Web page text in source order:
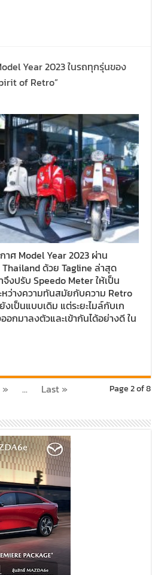
Year 2023 ในรถทุกรุ่นของ
of Retro”
าศ Model Year 2023 ผ่าน
ด้วย Tagline ล่าสุด
งปรับ Speedo Meter ให้เป็น
ว่างความทันสมัยกับความ Retro
งเป็นแบบเดิม แต่ระยะไมล์กับเก
กมาลงตัวและเข้ากันได้อย่างดี ใน
Page 2 of 8
» ... Last »